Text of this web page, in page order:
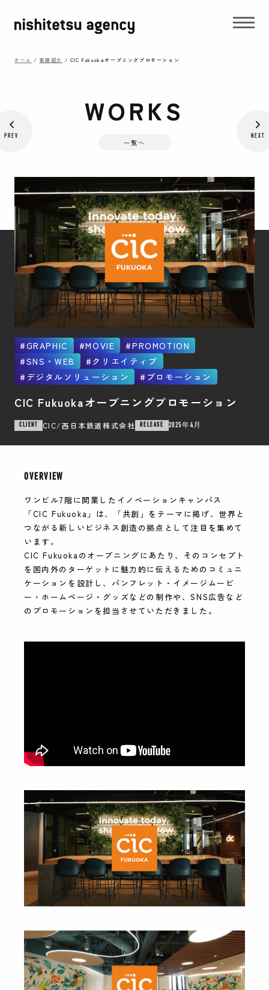
ホーム / 実績紹介 / CIC Fukuokaオープニングプロモーション
WORKS
PREV
一覧へ
NEXT
GRAPHIC MOVIE
PROMOTION
SNS・WEB
クリエイティブ
デジタルソリューション
プロモーション
CIC Fukuokaオープニングプロモーション
CLIENT CIC/西日本鉄道株式会社 RELEASE 2025年4月
OVERVIEW
ワンビル7階に開業したイノベーションキャンパス
「CIC Fukuoka」は、「共創」をテーマに掲げ、世界と
つながる新しいビジネス創造の拠点として注目を集めて
います。
CIC Fukuokaのオープニングにあたり、そのコンセプト
を国内外のターゲットに魅力的に伝えるためのコミュニ
ケーションを設計し、パンフレット・イメージムービ
ー・ホームページ・グッズなどの制作や、SNS広告など
のプロモーションを担当させていただきました。